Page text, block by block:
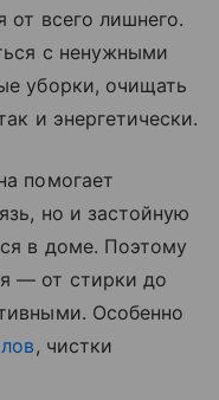
от всего лишнего.
с ненужными
уборки, очищать
и энергетически.
помогает
но и застойную
в доме. Поэтому
— от стирки до
Особенно
, чистки